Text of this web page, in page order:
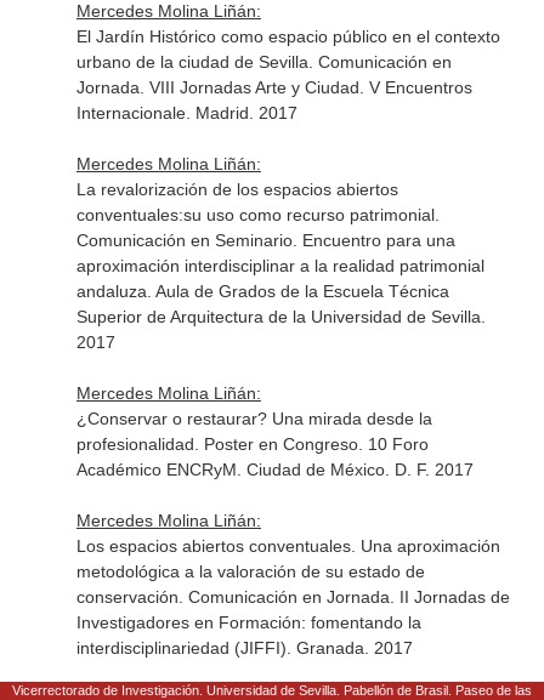
Mercedes Molina Liñán:
El Jardín Histórico como espacio público en el contexto
urbano de la ciudad de Sevilla. Comunicación en
Jornada. VIII Jornadas Arte y Ciudad. V Encuentros
Internacionale. Madrid. 2017
Mercedes Molina Liñán:
La revalorización de los espacios abiertos
conventuales:su uso como recurso patrimonial.
Comunicación en Seminario. Encuentro para una
aproximación interdisciplinar a la realidad patrimonial
andaluza. Aula de Grados de la Escuela Técnica
Superior de Arquitectura de la Universidad de Sevilla.
2017
Mercedes Molina Liñán:
¿Conservar o restaurar? Una mirada desde la
profesionalidad. Poster en Congreso. 10 Foro
Académico ENCRyM. Ciudad de México. D. F. 2017
Mercedes Molina Liñán:
Los espacios abiertos conventuales. Una aproximación
metodológica a la valoración de su estado de
conservación. Comunicación en Jornada. II Jornadas de
Investigadores en Formación: fomentando la
interdisciplinariedad (JIFFI). Granada. 2017
Vicerrectorado de Investigación. Universidad de Sevilla. Pabellón de Brasil. Paseo de las